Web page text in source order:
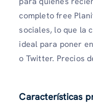
completo free
sociales, lo que la
ideal para poner
o Twitter. Precios
Características